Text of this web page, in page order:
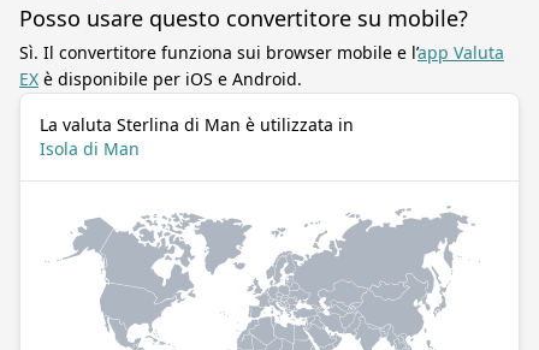
Posso usare questo convertitore su mobile?
Sì. Il convertitore funziona sui browser mobile e l’app Valuta
EX è disponibile per iOS e Android.
La valuta Sterlina di Man è utilizzata in
Isola di Man